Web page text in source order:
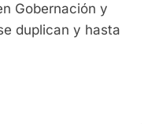
Gobernación y
duplican y hasta